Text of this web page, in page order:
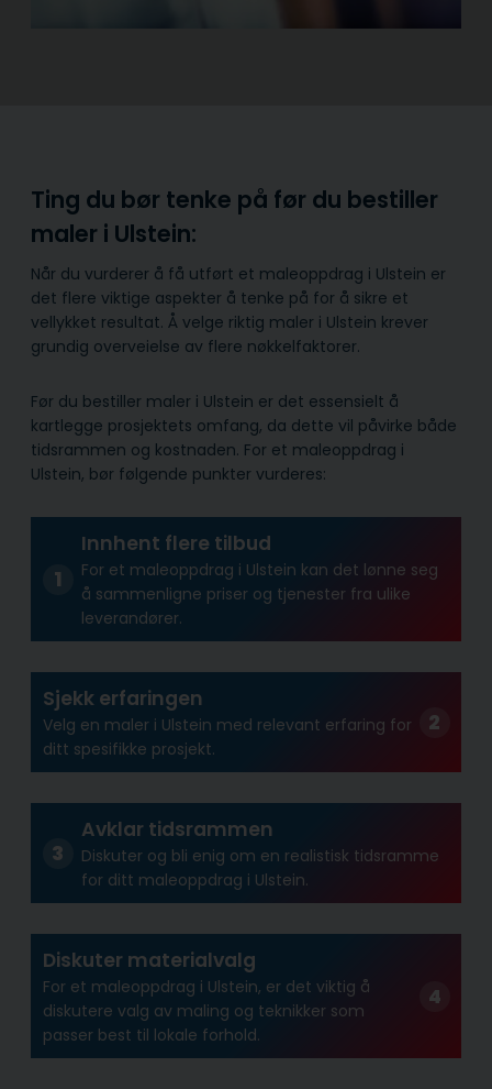
Ting du bør tenke på før du bestiller
maler i Ulstein:
Når du vurderer å få utført et maleoppdrag i Ulstein er
det flere viktige aspekter å tenke på for å sikre et
vellykket resultat. Å velge riktig maler i Ulstein krever
grundig overveielse av flere nøkkelfaktorer.
Før du bestiller maler i Ulstein er det essensielt å
kartlegge prosjektets omfang, da dette vil påvirke både
tidsrammen og kostnaden. For et maleoppdrag i
Ulstein, bør følgende punkter vurderes:
Innhent flere tilbud
For et maleoppdrag i Ulstein kan det lønne seg
å sammenligne priser og tjenester fra ulike
leverandører.
Sjekk erfaringen
Velg en maler i Ulstein med relevant erfaring for
ditt spesifikke prosjekt.
Avklar tidsrammen
Diskuter og bli enig om en realistisk tidsramme
for ditt maleoppdrag i Ulstein.
Diskuter materialvalg
For et maleoppdrag i Ulstein, er det viktig å
diskutere valg av maling og teknikker som
passer best til lokale forhold.